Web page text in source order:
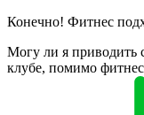
Конечно! Фитнес
Могу ли я приводить
клубе, помимо